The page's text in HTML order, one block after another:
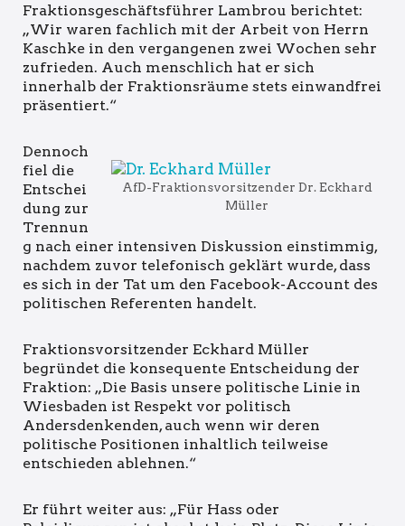
Fraktionsgeschäftsführer Lambrou berichtet:
„Wir waren fachlich mit der Arbeit von Herrn
Kaschke in den vergangenen zwei Wochen sehr
zufrieden. Auch menschlich hat er sich
innerhalb der Fraktionsräume stets einwandfrei
präsentiert.“
AfD-Fraktionsvorsitzender Dr. Eckhard
Müller
Dennoch
fiel die
Entschei
dung zur
Trennun
g nach einer intensiven Diskussion einstimmig,
nachdem zuvor telefonisch geklärt wurde, dass
es sich in der Tat um den Facebook-Account des
politischen Referenten handelt.
Fraktionsvorsitzender Eckhard Müller
begründet die konsequente Entscheidung der
Fraktion: „Die Basis unsere politische Linie in
Wiesbaden ist Respekt vor politisch
Andersdenkenden, auch wenn wir deren
politische Positionen inhaltlich teilweise
entschieden ablehnen.“
Er führt weiter aus: „Für Hass oder